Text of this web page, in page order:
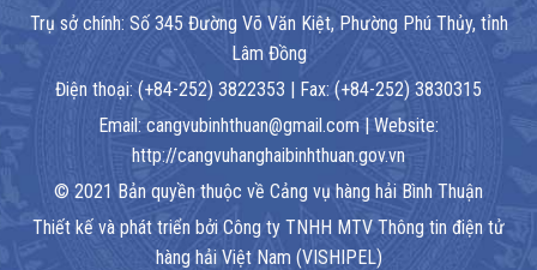
Trụ sở chính: Số 345 Đường Võ Văn Kiệt, Phường Phú Thủy, tỉnh
Lâm Đồng
Điện thoại: (+84-252) 3822353 | Fax: (+84-252) 3830315
Email: cangvubinhthuan@gmail.com | Website:
http://cangvuhanghaibinhthuan.gov.vn
© 2021 Bản quyền thuộc về Cảng vụ hàng hải Bình Thuận
Thiết kế và phát triển bởi Công ty TNHH MTV Thông tin điện tử
hàng hải Việt Nam (VISHIPEL)